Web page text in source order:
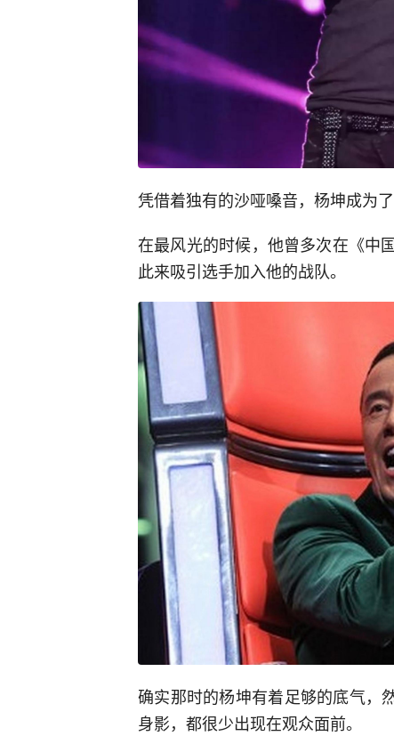
凭借着独有的沙哑嗓音，杨坤成为
在最风光的时候，他曾多次在《中
此来吸引选手加入他的战队。
确实那时的杨坤有着足够的底气，
身影，都很少出现在观众面前。